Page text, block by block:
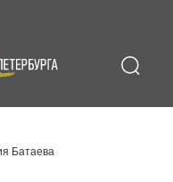
Батаева